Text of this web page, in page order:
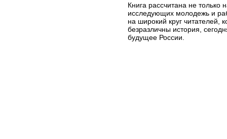
Книга рассчитана не только
исследующих молодежь и
на широкий круг читателей,
безразличны история,
будущее России.